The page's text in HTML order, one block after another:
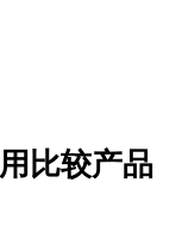
比较产品